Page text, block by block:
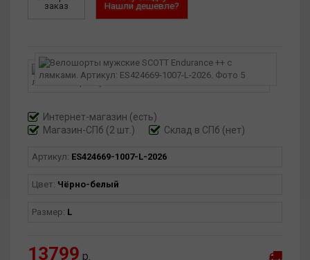
заказ
Нашли дешевле?
Интернет-магазин (есть)
Магазин-СПб (2 шт.)
Склад в СПб (нет)
Артикул: ES424669-1007-L-2026
Цвет: Чёрно-белый
Размер: L
13799 р.